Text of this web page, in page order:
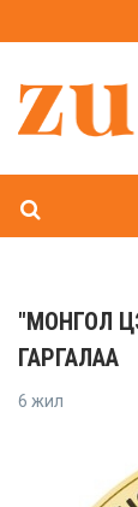
"МОНГОЛ
ГАРГАЛАА
6 жил